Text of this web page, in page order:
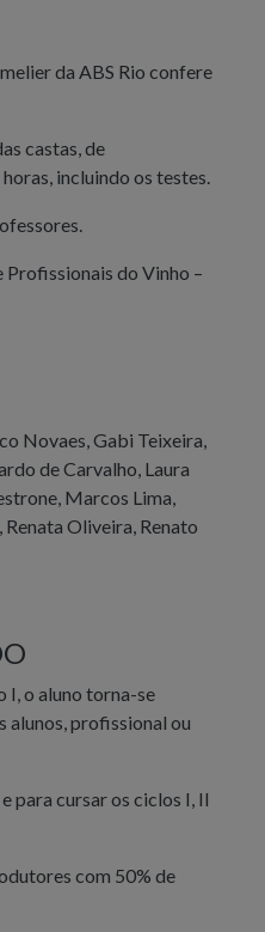
da ABS Rio confere
castas, de
incluindo os testes.
Profissionais do Vinho –
Novaes, Gabi Teixeira,
de Carvalho, Laura
Marcos Lima,
Oliveira, Renato
I, o aluno torna-se
alunos, profissional ou
para cursar os ciclos I, II
com 50% de